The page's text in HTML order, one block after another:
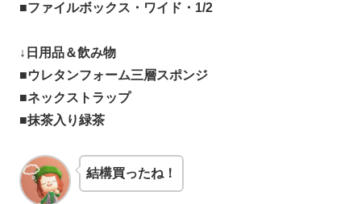
■ファイルボックス・ワイド・1/2
↓日用品＆飲み物
■ウレタンフォーム三層スポンジ
■ネックストラップ
■抹茶入り緑茶
結構買ったね！